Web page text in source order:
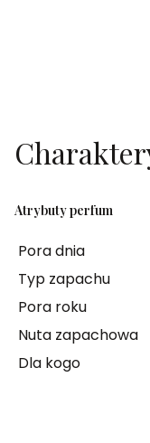
Atrybuty perfum
Pora dnia
Typ zapachu
Pora roku
Nuta zapachowa
Dla kogo